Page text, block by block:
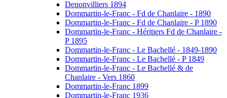
Denonvilliers 1894
Dommartin-le-Franc - Fd de Chanlaire - 1890
Dommartin-le-Franc - Fd de Chanlaire - P 1890
Dommartin-le-Franc - Héritiers Fd de Chanlaire -
P 1895
Dommartin-le-Franc - Le Bachellé - 1849-1890
Dommartin-le-Franc - Le Bachellé - P 1849
Dommartin-le-Franc - Le Bachellé & de
Chanlaire - Vers 1860
Dommartin-le-Franc 1899
Dommartin-le-Franc 1936